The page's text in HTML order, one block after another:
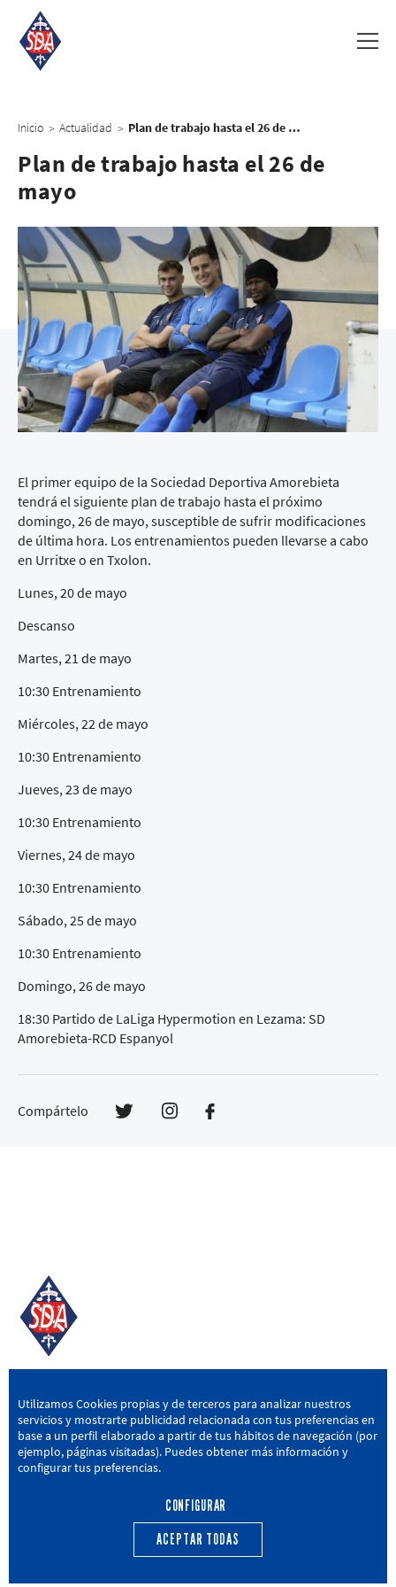
Inicio > Actualidad > Plan de trabajo hasta el 26 de mayo
Plan de trabajo hasta el 26 de
mayo
El primer equipo de la Sociedad Deportiva Amorebieta
tendrá el siguiente plan de trabajo hasta el próximo
domingo, 26 de mayo, susceptible de sufrir modificaciones
de última hora. Los entrenamientos pueden llevarse a cabo
en Urritxe o en Txolon.
Lunes, 20 de mayo
Descanso
Martes, 21 de mayo
10:30 Entrenamiento
Miércoles, 22 de mayo
10:30 Entrenamiento
Jueves, 23 de mayo
10:30 Entrenamiento
Viernes, 24 de mayo
10:30 Entrenamiento
Sábado, 25 de mayo
10:30 Entrenamiento
Domingo, 26 de mayo
18:30 Partido de LaLiga Hypermotion en Lezama: SD
Amorebieta-RCD Espanyol
Compártelo
SD AMOREBIETA
San Miguel Kalea, 16, 48340 Amorebieta, Bizkaia
946 604 751 | sda@sdamorebieta.eus
CANTERA ACTUALIDAD
Utilizamos Cookies propias y de terceros para analizar nuestros
servicios y mostrarte publicidad relacionada con tus preferencias en
base a un perfil elaborado a partir de tus hábitos de navegación (por
ejemplo, páginas visitadas). Puedes obtener más información y
configurar tus preferencias.
CONFIGURAR
ACEPTAR TODAS